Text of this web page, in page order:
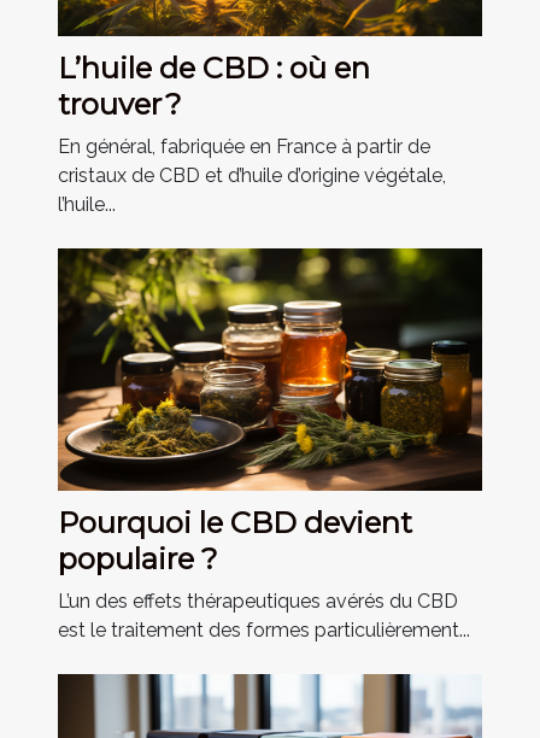
L’huile de CBD : où en
trouver ?
En général, fabriquée en France à partir de
cristaux de CBD et d’huile d’origine végétale,
l’huile...
Pourquoi le CBD devient
populaire ?
L’un des effets thérapeutiques avérés du CBD
est le traitement des formes particulièrement...